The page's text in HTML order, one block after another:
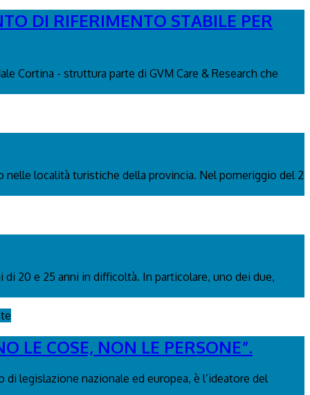
DI RIFERIMENTO STABILE PER
Cortina - struttura parte di GVM Care & Research che
località turistiche della provincia. Nel pomeriggio del 2
20 e 25 anni in difficoltà. In particolare, uno dei due,
LE COSE, NON LE PERSONE”.
legislazione nazionale ed europea, è l’ideatore del